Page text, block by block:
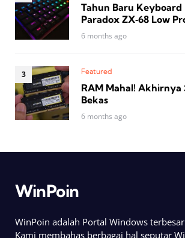
Tahun Baru Keyboard
Paradox ZX‑68 Low
6 months ago
Featured
RAM Mahal! Akhirnya
Bekas
6 months ago
WinPoin
WinPoin adalah Portal Windows
Kami membahas berbagai hal seputar